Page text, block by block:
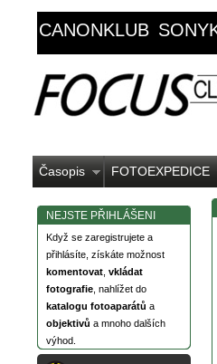
CANONKLUB
Časopis FOTOEXPEDICE
NEJSTE PŘIHLÁŠENI
Když se zaregistrujete a
přihlásíte, získáte možnost
komentovat vkládat
fotografie , nahlížet do
katalogu fotoaparátů a
objektivů a mnoho dalších
výhod.